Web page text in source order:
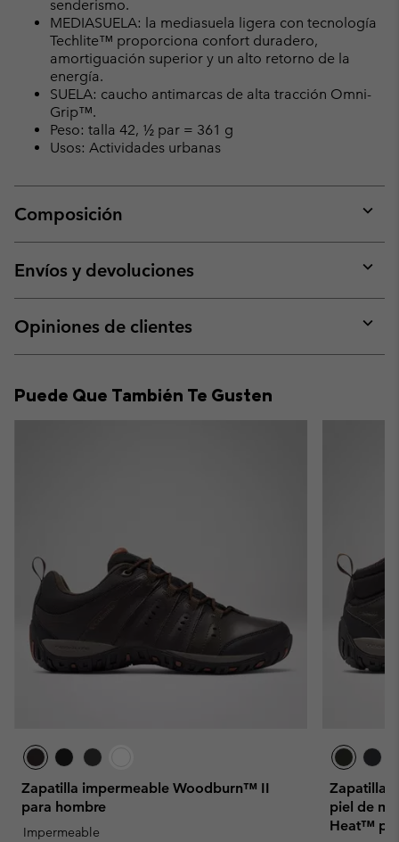
senderismo.
MEDIASUELA: la mediasuela ligera con tecnología
Techlite™ proporciona confort duradero,
amortiguación superior y un alto retorno de la
energía.
SUELA: caucho antimarcas de alta tracción Omni-
Grip™.
Peso: talla 42, ½ par = 361 g
Usos: Actividades urbanas
Composición
or
Envíos y devoluciones
or
Opiniones de clientes
or
Puede Que También Te Gusten
Zapatilla impermeable Woodburn™ II
para hombre
Impermeable
Zapatillas
piel de
Heat™